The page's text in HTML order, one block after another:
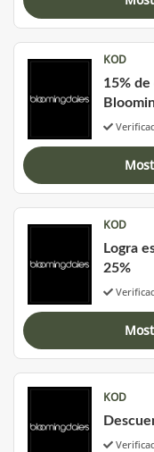
KOD
15%
KOD
Logra
25%
KOD